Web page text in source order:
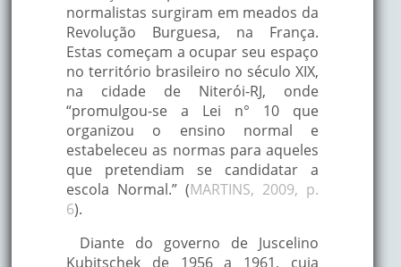
normalistas surgiram em meados da
Revolução Burguesa, na França.
Estas começam a ocupar seu espaço
no território brasileiro no século XIX,
na cidade de Niterói-RJ, onde
“promulgou-se a Lei n° 10 que
organizou o ensino normal e
estabeleceu as normas para aqueles
que pretendiam se candidatar a
escola Normal.” (MARTINS, 2009, p.
6).
Diante do governo de Juscelino
Kubitschek de 1956 a 1961, cuja